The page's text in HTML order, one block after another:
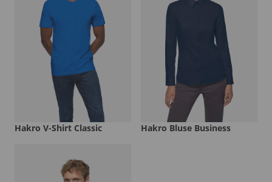
Hakro V-Shirt Classic Hakro Bluse Business